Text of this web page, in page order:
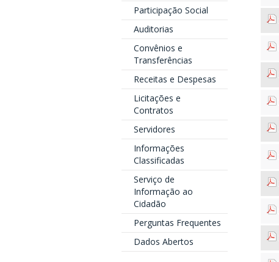
Participação Social
Auditorias
Convênios e
Transferências
Receitas e Despesas
Licitações e
Contratos
Servidores
Informações
Classificadas
Serviço de
Informação ao
Cidadão
Perguntas Frequentes
Dados Abertos